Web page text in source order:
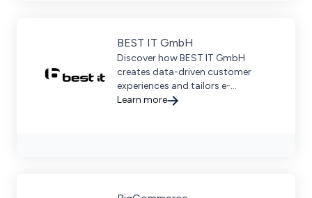
BEST IT GmbH
Discover how BEST IT GmbH
creates data-driven customer
experiences and tailors e-
commerce solutions for enterprise
Learn more